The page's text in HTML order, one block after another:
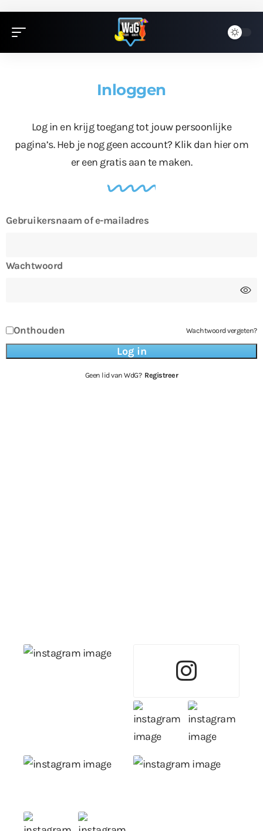
Inloggen
Log in en krijg toegang tot jouw persoonlijke
pagina’s. Heb je nog geen account? Klik dan hierom
er een gratis aan te maken.
Gebruikersnaam of e-mailadres
Wachtwoord
Onthouden Wachtwoord vergeten?
Geen lid van WdG? Registreer